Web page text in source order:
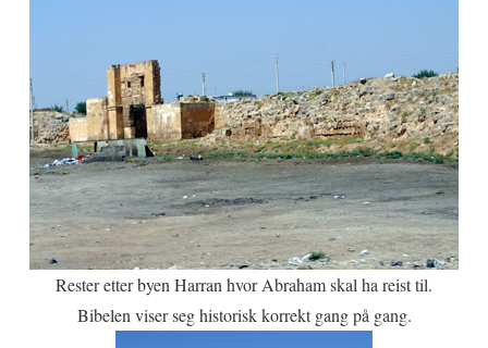
Rester etter byen Harran hvor Abraham skal ha reist til.
Bibelen viser seg historisk korrekt gang på gang.